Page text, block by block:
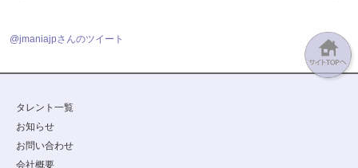
@jmaniajpさんのツイート
タレント一覧
お知らせ
お問い合わせ
会社概要